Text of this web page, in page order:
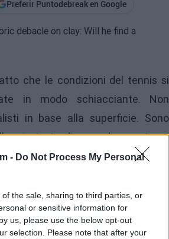
- Do Not Process My Personal
the sale, sharing to third parties, or
or sensitive information for
us, please use the below opt-out
selection. Please note that after your
section
Preferir Puntodebreak en Google
che le condizioni del tennis si
in modo schiacciante. Non
in base alla superficie. Sono
strategie diverse da seguire a
su terra battuta, erba o cemento:
l'avversario basandosi sulla
profili all'interno della top-50 sono
e, nonostante tutto ciò, a